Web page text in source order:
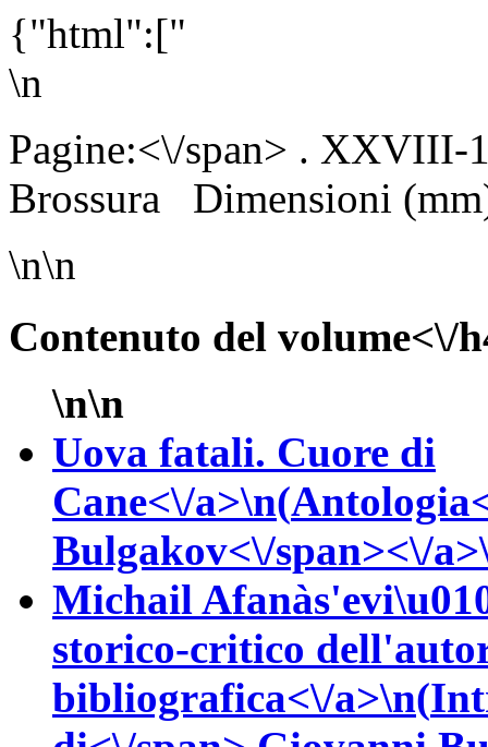
{"html":["
\n
Pagine:<\/span> .
Brossura Dimensioni
\n\n
Contenuto del volume<\/
\n\n
Uova fatali. Cuore di
Cane<\/a>\n(
Bulgakov<\/span><\/
Michail
storico-critico
bibliografica<\/a>\n(